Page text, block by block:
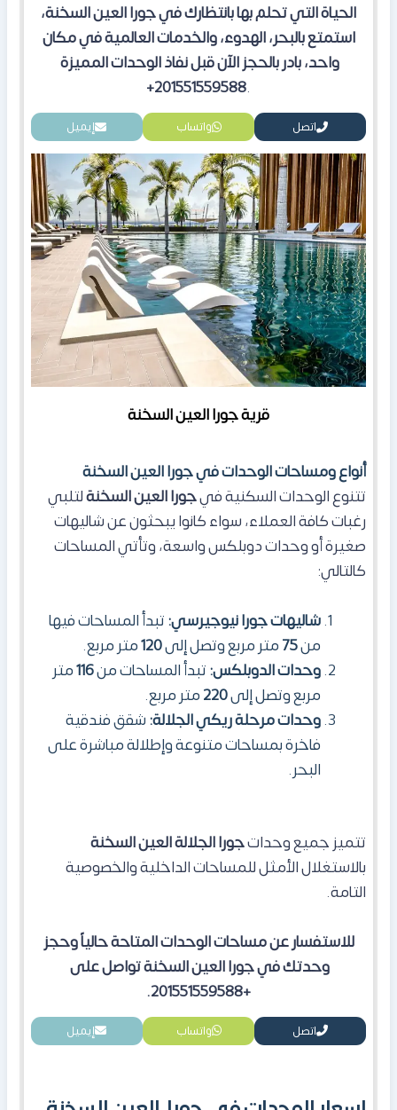
الحياة التي تحلم بها بانتظارك في جورا العين السخنة،
استمتع بالبحر، الهدوء، والخدمات العالمية في مكان
واحد، بادر بالحجز الآن قبل نفاذ الوحدات المميزة
.
201551559588+
اتصل واتساب إيميل
قرية جورا العين السخنة
أنواع ومساحات الوحدات في جورا العين السخنة
تتنوع الوحدات السكنية فيجورا العين السخنةلتلبي
رغبات كافة العملاء، سواء كانوا يبحثون عن شاليهات
صغيرة أو وحدات دوبلكس واسعة، وتأتي المساحات
كالتالي:
شاليهات جورا نيوجيرسي:تبدأ المساحات فيها
من75متر مربع وتصل إلى120متر مربع.
وحدات الدوبلكس:تبدأ المساحات من116متر
مربع وتصل إلى220متر مربع.
وحدات مرحلة ريكي الجلالة:شقق فندقية
فاخرة بمساحات متنوعة وإطلالة مباشرة على
البحر.
تتميز جميع وحداتجورا الجلالة العين السخنة
بالاستغلال الأمثل للمساحات الداخلية والخصوصية
التامة.
للاستفسار عن مساحات الوحدات المتاحة حالياً وحجز
وحدتك في جورا العين السخنة تواصل على
+201551559588.
اتصل واتساب إيميل